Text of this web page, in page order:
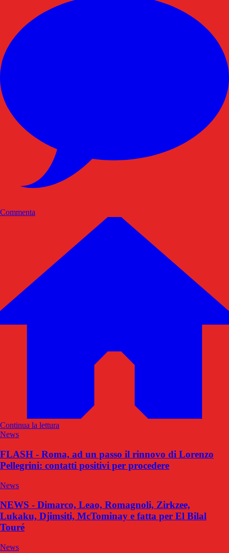
Commenta
Continua la lettura
News
FLASH - Roma, ad un passo il rinnovo di Lorenzo
Pellegrini: contatti positivi per procedere
News
NEWS - Dimarco, Leao, Romagnoli, Zirkzee,
Lukaku, Djimsiti, McTominay e fatta per El Bilal
Touré
News